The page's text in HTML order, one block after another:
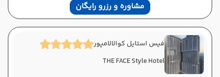
مشاوره و رزرو رایگان
فیس استایل کوالالامپور
THE FACE Style Hotel